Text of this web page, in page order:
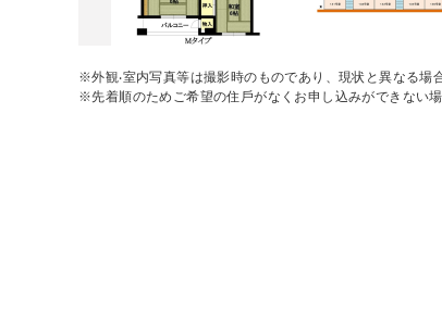
※外観‧室内写真等は撮影時のものであり、現状と異なる場
※先着順のためご希望の住⼾がなくお申し込みができない場